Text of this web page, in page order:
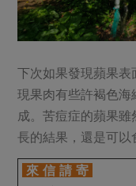
下次如果發現蘋果
現果肉有些許褐色海
成。苦痘症的蘋果
長的結果，還是可以
來 信 請 寄